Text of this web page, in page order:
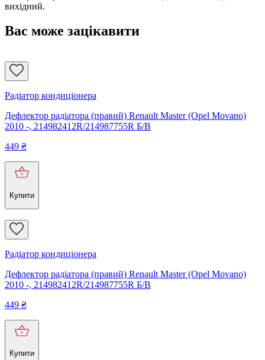
вихідний.
Вас може зацікавити
Радіатор кондиціонера
Дефлектор радіатора (правий) Renault Master (Opel Movano)
2010 -, 214982412R/214987755R Б/В
449 ₴
Купити
Радіатор кондиціонера
Дефлектор радіатора (правий) Renault Master (Opel Movano)
2010 -, 214982412R/214987755R Б/В
449 ₴
Купити